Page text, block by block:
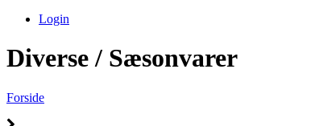
Login
Diverse / Sæsonvarer
Forside